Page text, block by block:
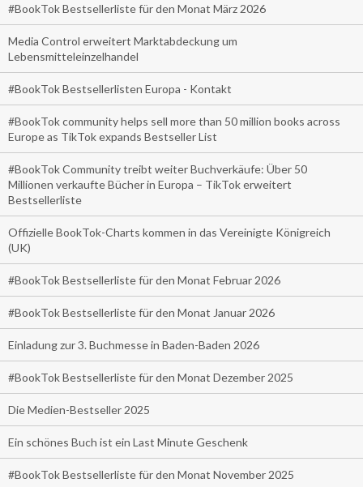
#BookTok Bestsellerliste für den Monat März 2026
Media Control erweitert Marktabdeckung um
Lebensmitteleinzelhandel
#BookTok Bestsellerlisten Europa - Kontakt
#BookTok community helps sell more than 50 million books across
Europe as TikTok expands Bestseller List
#BookTok Community treibt weiter Buchverkäufe: Über 50
Millionen verkaufte Bücher in Europa – TikTok erweitert
Bestsellerliste
Offizielle BookTok-Charts kommen in das Vereinigte Königreich
(UK)
#BookTok Bestsellerliste für den Monat Februar 2026
#BookTok Bestsellerliste für den Monat Januar 2026
Einladung zur 3. Buchmesse in Baden-Baden 2026
#BookTok Bestsellerliste für den Monat Dezember 2025
Die Medien-Bestseller 2025
Ein schönes Buch ist ein Last Minute Geschenk
#BookTok Bestsellerliste für den Monat November 2025